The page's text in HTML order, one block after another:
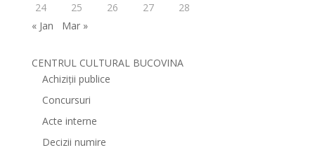
24
25 26 27
28
« Jan
Mar »
CENTRUL CULTURAL BUCOVINA
Achiziții publice
Concursuri
Acte interne
Decizii numire